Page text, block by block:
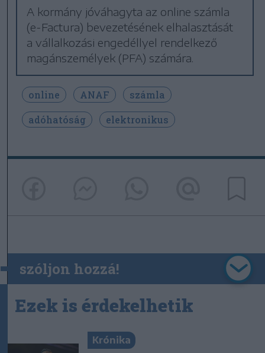
A kormány jóváhagyta az online számla
(e-Factura) bevezetésének elhalasztását
a vállalkozási engedéllyel rendelkező
magánszemélyek (PFA) számára.
online ANAF
számla
adóhatóság
elektronikus
szóljon hozzá!
Ezek is érdekelhetik
Krónika